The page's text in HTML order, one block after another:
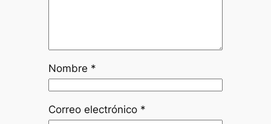
Nombre *
Correo electrónico *